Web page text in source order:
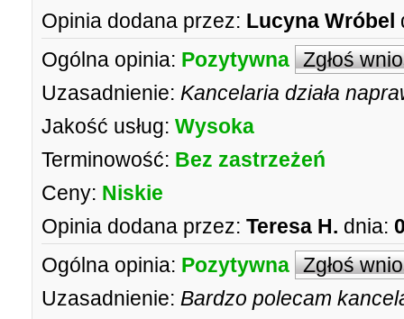
Opinia dodana przez: Lucyna Wróbel
Ogólna opinia: Pozytywna Zgłoś
Uzasadnienie: Kancelaria działa
Jakość usług: Wysoka
Terminowość: Bez zastrzeżeń
Ceny: Niskie
Opinia dodana przez: Teresa H. dnia:
Ogólna opinia: Pozytywna Zgłoś
Uzasadnienie: Bardzo polecam